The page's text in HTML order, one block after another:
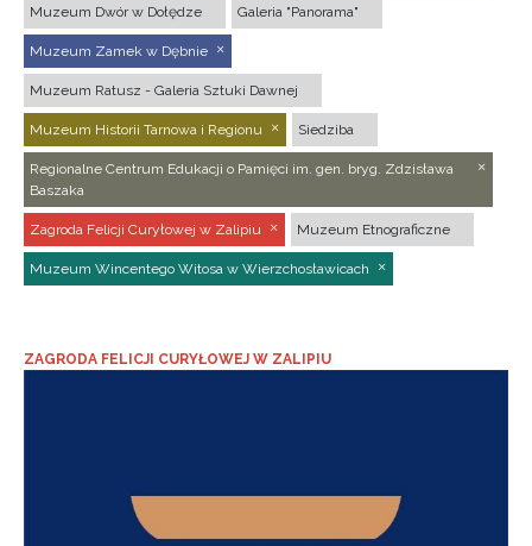
Muzeum Dwór w Dołędze Galeria "Panorama"
Muzeum Zamek w Dębnie
Muzeum Ratusz - Galeria Sztuki Dawnej
Muzeum Historii Tarnowa i Regionu Siedziba
Regionalne Centrum Edukacji o Pamięci im. gen. bryg. Zdzisława
Baszaka
Zagroda Felicji Curyłowej w Zalipiu Muzeum Etnograficzne
Muzeum Wincentego Witosa w Wierzchosławicach
ZAGRODA FELICJI CURYŁOWEJ W ZALIPIU